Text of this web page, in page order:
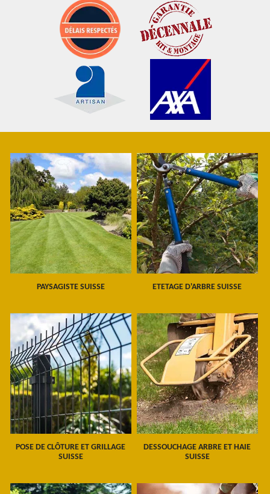
PAYSAGISTE SUISSE ETETAGE D'ARBRE SUISSE
POSE DE CLÔTURE ET GRILLAGE
SUISSE
DESSOUCHAGE ARBRE ET HAIE
SUISSE